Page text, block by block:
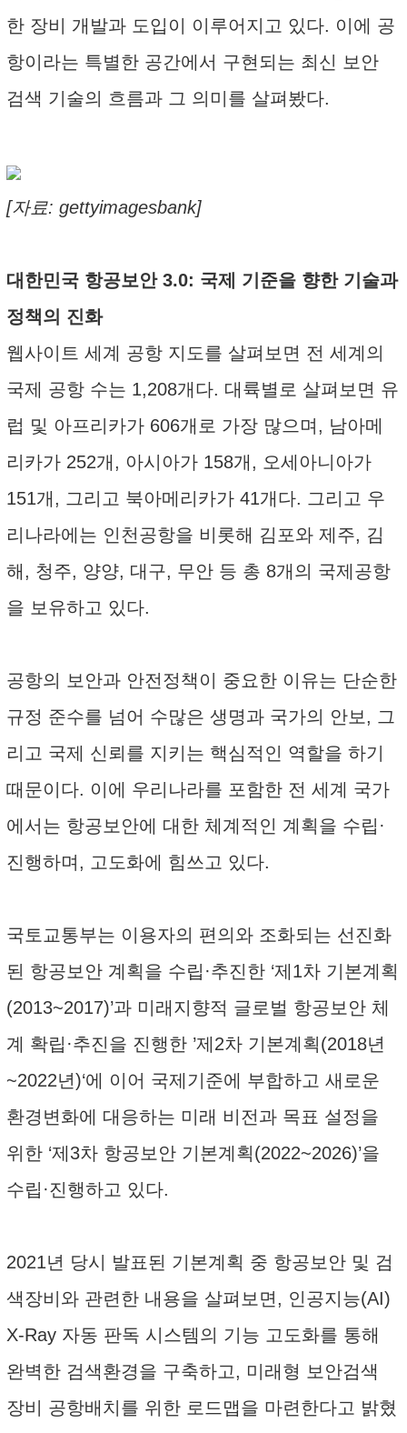
한 장비 개발과 도입이 이루어지고 있다. 이에 공
항이라는 특별한 공간에서 구현되는 최신 보안
검색 기술의 흐름과 그 의미를 살펴봤다.
[자료: gettyimagesbank]
대한민국 항공보안 3.0: 국제 기준을 향한 기술과
정책의 진화
웹사이트 세계 공항 지도를 살펴보면 전 세계의
국제 공항 수는 1,208개다. 대륙별로 살펴보면 유
럽 및 아프리카가 606개로 가장 많으며, 남아메
리카가 252개, 아시아가 158개, 오세아니아가
151개, 그리고 북아메리카가 41개다. 그리고 우
리나라에는 인천공항을 비롯해 김포와 제주, 김
해, 청주, 양양, 대구, 무안 등 총 8개의 국제공항
을 보유하고 있다.
공항의 보안과 안전정책이 중요한 이유는 단순한
규정 준수를 넘어 수많은 생명과 국가의 안보, 그
리고 국제 신뢰를 지키는 핵심적인 역할을 하기
때문이다. 이에 우리나라를 포함한 전 세계 국가
에서는 항공보안에 대한 체계적인 계획을 수립·
진행하며, 고도화에 힘쓰고 있다.
국토교통부는 이용자의 편의와 조화되는 선진화
된 항공보안 계획을 수립·추진한 ‘제1차 기본계획
(2013~2017)’과 미래지향적 글로벌 항공보안 체
계 확립·추진을 진행한 ’제2차 기본계획(2018년
~2022년)‘에 이어 국제기준에 부합하고 새로운
환경변화에 대응하는 미래 비전과 목표 설정을
위한 ‘제3차 항공보안 기본계획(2022~2026)’을
수립·진행하고 있다.
2021년 당시 발표된 기본계획 중 항공보안 및 검
색장비와 관련한 내용을 살펴보면, 인공지능(AI)
X-Ray 자동 판독 시스템의 기능 고도화를 통해
완벽한 검색환경을 구축하고, 미래형 보안검색
장비 공항배치를 위한 로드맵을 마련한다고 밝혔